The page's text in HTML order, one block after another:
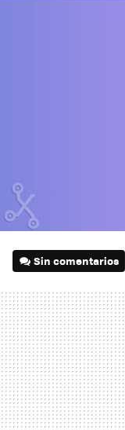
Sin comentarios